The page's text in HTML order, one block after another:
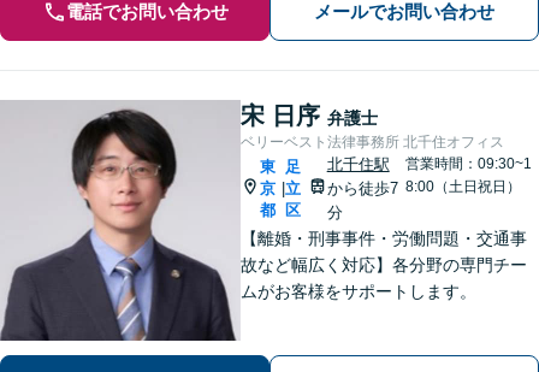
電話でお問い合わせ メールでお問い合わせ
宋 日序 弁護士
ベリーベスト法律事務所 北千住オフィス
東
京
都
|
足
立
区
北千住駅
から徒歩7
分
営業時間：09:30~1
8:00（土日祝日）
【離婚・刑事事件・労働問題・交通事
故など幅広く対応】各分野の専門チー
ムがお客様をサポートします。